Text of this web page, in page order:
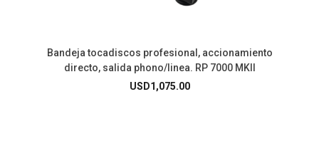
Bandeja tocadiscos profesional, accionamiento
directo, salida phono/linea. RP 7000 MKII
USD1,075.00